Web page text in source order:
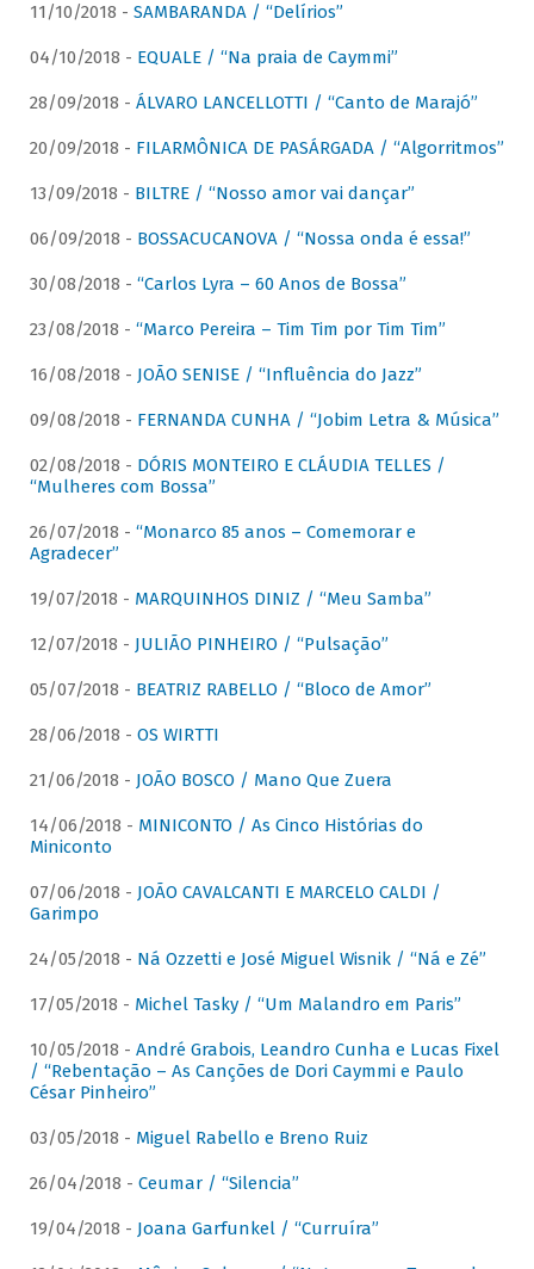
11/10/2018 - SAMBARANDA / “Delírios”
04/10/2018 - EQUALE / “Na praia de Caymmi”
28/09/2018 - ÁLVARO LANCELLOTTI / “Canto de Marajó”
20/09/2018 - FILARMÔNICA DE PASÁRGADA / “Algorritmos”
13/09/2018 - BILTRE / “Nosso amor vai dançar”
06/09/2018 - BOSSACUCANOVA / “Nossa onda é essa!”
30/08/2018 - “Carlos Lyra – 60 Anos de Bossa”
23/08/2018 - “Marco Pereira – Tim Tim por Tim Tim”
16/08/2018 - JOÃO SENISE / “Influência do Jazz”
09/08/2018 - FERNANDA CUNHA / “Jobim Letra & Música”
02/08/2018 - DÓRIS MONTEIRO E CLÁUDIA TELLES /
“Mulheres com Bossa”
26/07/2018 - “Monarco 85 anos – Comemorar e
Agradecer”
19/07/2018 - MARQUINHOS DINIZ / “Meu Samba”
12/07/2018 - JULIÃO PINHEIRO / “Pulsação”
05/07/2018 - BEATRIZ RABELLO / “Bloco de Amor”
28/06/2018 - OS WIRTTI
21/06/2018 - JOÃO BOSCO / Mano Que Zuera
14/06/2018 - MINICONTO / As Cinco Histórias do
Miniconto
07/06/2018 - JOÃO CAVALCANTI E MARCELO CALDI /
Garimpo
24/05/2018 - Ná Ozzetti e José Miguel Wisnik / “Ná e Zé”
17/05/2018 - Michel Tasky / “Um Malandro em Paris”
10/05/2018 - André Grabois, Leandro Cunha e Lucas Fixel
/ “Rebentação – As Canções de Dori Caymmi e Paulo
César Pinheiro”
03/05/2018 - Miguel Rabello e Breno Ruiz
26/04/2018 - Ceumar / “Silencia”
19/04/2018 - Joana Garfunkel / “Curruíra”